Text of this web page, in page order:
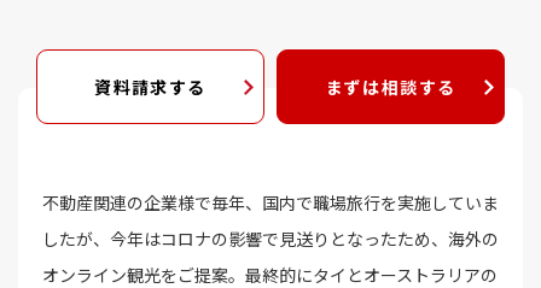
資料請求する まずは相談する
不動産関連の企業様で毎年、国内で職場旅行を実施していま
したが、今年はコロナの影響で見送りとなったため、海外の
オンライン観光をご提案。最終的にタイとオーストラリアの